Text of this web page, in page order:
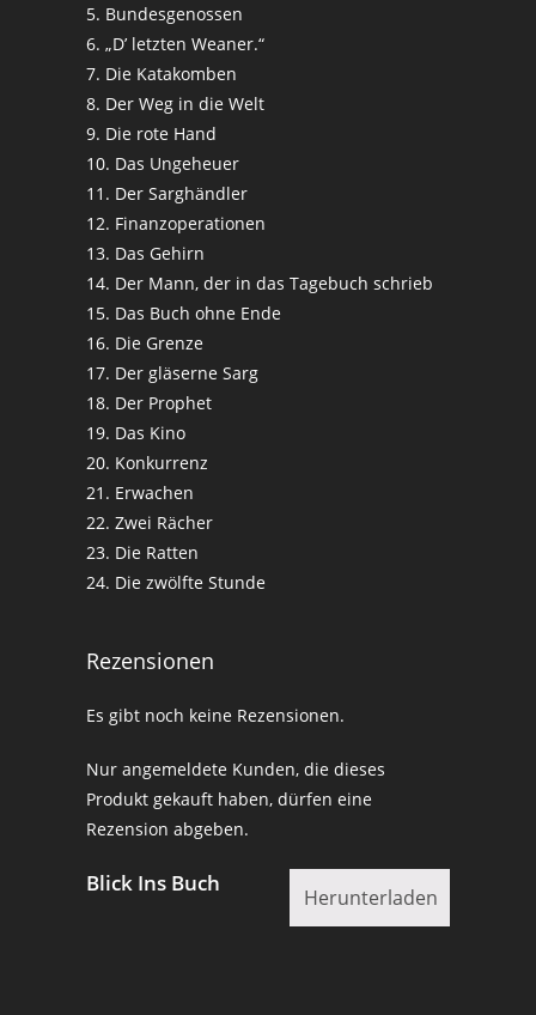
5. Bundesgenossen
6. „D’ letzten Weaner.“
7. Die Katakomben
8. Der Weg in die Welt
9. Die rote Hand
10. Das Ungeheuer
11. Der Sarghändler
12. Finanzoperationen
13. Das Gehirn
14. Der Mann, der in das Tagebuch schrieb
15. Das Buch ohne Ende
16. Die Grenze
17. Der gläserne Sarg
18. Der Prophet
19. Das Kino
20. Konkurrenz
21. Erwachen
22. Zwei Rächer
23. Die Ratten
24. Die zwölfte Stunde
Rezensionen
Es gibt noch keine Rezensionen.
Nur angemeldete Kunden, die dieses
Produkt gekauft haben, dürfen eine
Rezension abgeben.
Blick Ins Buch
Herunterladen